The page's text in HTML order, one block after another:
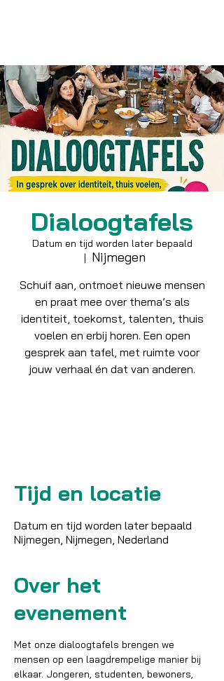
Dialoogtafels
Datum en tijd worden later bepaald
  |
Nijmegen
Schuif aan, ontmoet nieuwe mensen
en praat mee over thema’s als
identiteit, toekomst, talenten, thuis
voelen en erbij horen. Een open
gesprek aan tafel, met ruimte voor
jouw verhaal én dat van anderen.
Tijd en locatie
Datum en tijd worden later bepaald
Nijmegen, Nijmegen, Nederland
Over het
evenement
Met onze dialoogtafels brengen we
mensen op een laagdrempelige manier bij
elkaar. Jongeren, studenten, bewoners,